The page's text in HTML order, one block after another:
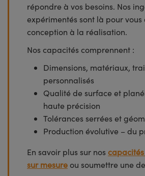
répondre à vos besoins. Nos
expérimentés sont là pour
conception à la réalisation.
Nos capacités comprennent :
Dimensions, matériaux,
personnalisés
Qualité de surface et
haute précision
Tolérances serrées et
Production évolutive – du
En savoir plus sur nos
sur mesure ou soumettre une